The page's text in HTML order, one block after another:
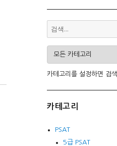
카테고리를 설정하면 검
카테고리
PSAT
5급 PSAT